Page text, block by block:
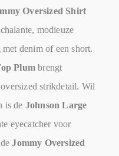
Oversized Shirt
modieuze
denim of een short.
Plum brengt
strikdetail. Wil
is de Johnson Large
eyecatcher voor
deJommy Oversized